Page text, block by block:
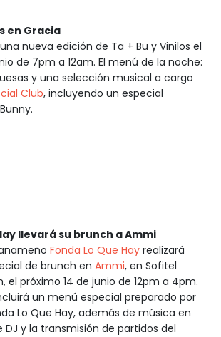
en Gracia
nueva edición de Ta + Bu y Vinilos el
de 7pm a 12am. El menú de la noche:
y una selección musical a cargo
Club, incluyendo un especial
llevará su brunch a Ammi
Fonda Lo Que Hay realizará
de brunch en Ammi, en Sofitel
el próximo 14 de junio de 12pm a 4pm.
un menú especial preparado por
Lo Que Hay, además de música en
DJ y la transmisión de partidos del